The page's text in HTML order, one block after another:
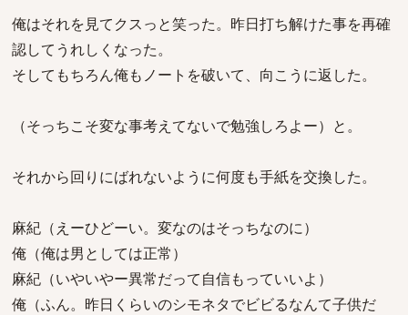
俺はそれを見てクスっと笑った。昨日打ち解けた事を再確
認してうれしくなった。
そしてもちろん俺もノートを破いて、向こうに返した。
（そっちこそ変な事考えてないで勉強しろよー）と。
それから回りにばれないように何度も手紙を交換した。
麻紀（えーひどーい。変なのはそっちなのに）
俺（俺は男としては正常）
麻紀（いやいやー異常だって自信もっていいよ）
俺（ふん。昨日くらいのシモネタでビビるなんて子供だ